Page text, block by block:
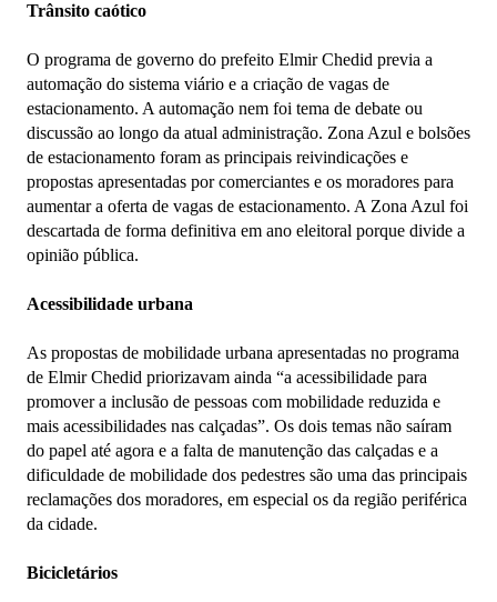
Trânsito caótico
O programa de governo do prefeito Elmir Chedid previa a
automação do sistema viário e a criação de vagas de
estacionamento. A automação nem foi tema de debate ou
discussão ao longo da atual administração. Zona Azul e bolsões
de estacionamento foram as principais reivindicações e
propostas apresentadas por comerciantes e os moradores para
aumentar a oferta de vagas de estacionamento. A Zona Azul foi
descartada de forma definitiva em ano eleitoral porque divide a
opinião pública.
Acessibilidade urbana
As propostas de mobilidade urbana apresentadas no programa
de Elmir Chedid priorizavam ainda “a acessibilidade para
promover a inclusão de pessoas com mobilidade reduzida e
mais acessibilidades nas calçadas”. Os dois temas não saíram
do papel até agora e a falta de manutenção das calçadas e a
dificuldade de mobilidade dos pedestres são uma das principais
reclamações dos moradores, em especial os da região periférica
da cidade.
Bicicletários